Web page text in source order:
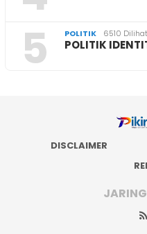
5 POLITIK 6510 Dilihat
POLITIK
DISCLAIMER